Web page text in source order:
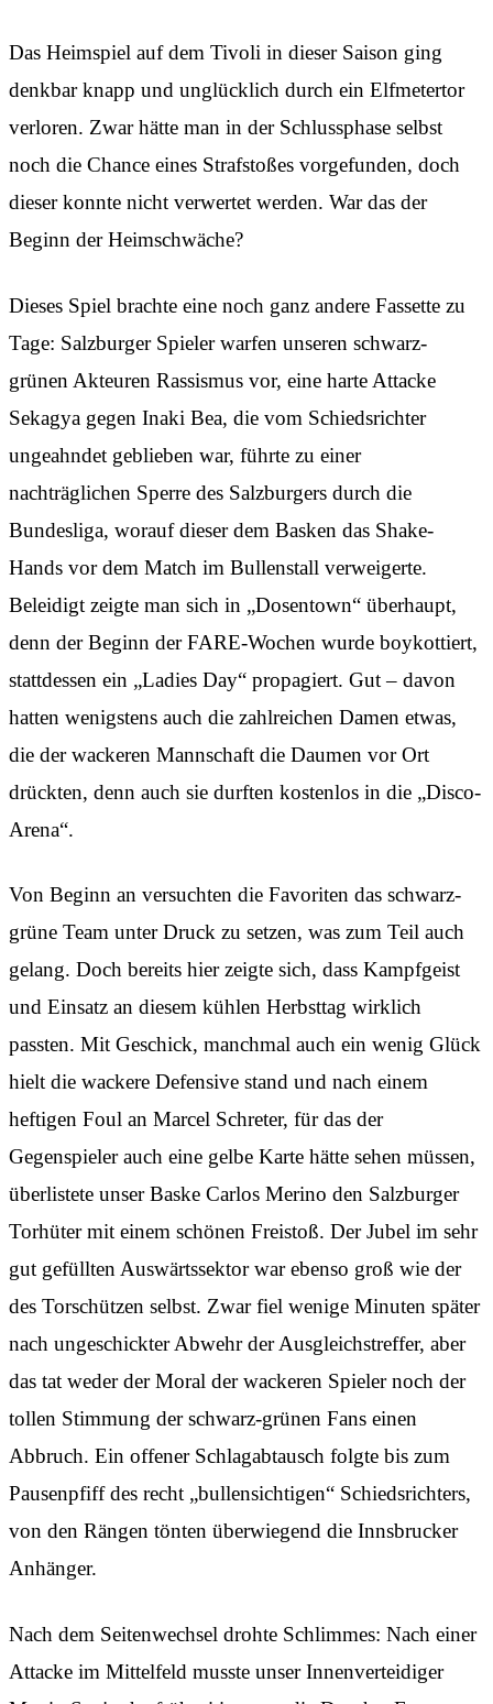
Das Heimspiel auf dem Tivoli in dieser Saison ging
denkbar knapp und unglücklich durch ein Elfmetertor
verloren. Zwar hätte man in der Schlussphase selbst
noch die Chance eines Strafstoßes vorgefunden, doch
dieser konnte nicht verwertet werden. War das der
Beginn der Heimschwäche?
Dieses Spiel brachte eine noch ganz andere Fassette zu
Tage: Salzburger Spieler warfen unseren schwarz-
grünen Akteuren Rassismus vor, eine harte Attacke
Sekagya gegen Inaki Bea, die vom Schiedsrichter
ungeahndet geblieben war, führte zu einer
nachträglichen Sperre des Salzburgers durch die
Bundesliga, worauf dieser dem Basken das Shake-
Hands vor dem Match im Bullenstall verweigerte.
Beleidigt zeigte man sich in „Dosentown“ überhaupt,
denn der Beginn der FARE-Wochen wurde boykottiert,
stattdessen ein „Ladies Day“ propagiert. Gut – davon
hatten wenigstens auch die zahlreichen Damen etwas,
die der wackeren Mannschaft die Daumen vor Ort
drückten, denn auch sie durften kostenlos in die „Disco-
Arena“.
Von Beginn an versuchten die Favoriten das schwarz-
grüne Team unter Druck zu setzen, was zum Teil auch
gelang. Doch bereits hier zeigte sich, dass Kampfgeist
und Einsatz an diesem kühlen Herbsttag wirklich
passten. Mit Geschick, manchmal auch ein wenig Glück
hielt die wackere Defensive stand und nach einem
heftigen Foul an Marcel Schreter, für das der
Gegenspieler auch eine gelbe Karte hätte sehen müssen,
überlistete unser Baske Carlos Merino den Salzburger
Torhüter mit einem schönen Freistoß. Der Jubel im sehr
gut gefüllten Auswärtssektor war ebenso groß wie der
des Torschützen selbst. Zwar fiel wenige Minuten später
nach ungeschickter Abwehr der Ausgleichstreffer, aber
das tat weder der Moral der wackeren Spieler noch der
tollen Stimmung der schwarz-grünen Fans einen
Abbruch. Ein offener Schlagabtausch folgte bis zum
Pausenpfiff des recht „bullensichtigen“ Schiedsrichters,
von den Rängen tönten überwiegend die Innsbrucker
Anhänger.
Nach dem Seitenwechsel drohte Schlimmes: Nach einer
Attacke im Mittelfeld musste unser Innenverteidiger